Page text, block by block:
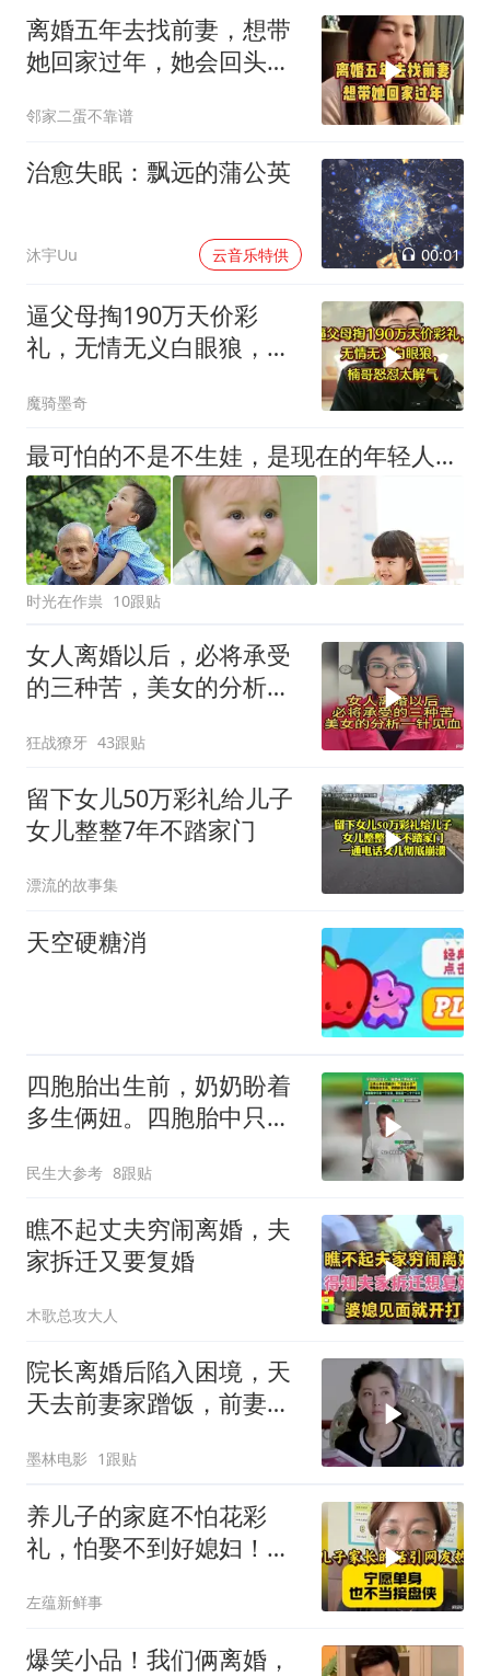
离婚五年去找前妻，想带
她回家过年，她会回头
邻家二蛋不靠谱
治愈失眠：飘远的蒲公英
沐宇Uu 云音乐特供 00:01
逼父母掏190万天价彩
礼，无情无义白眼狼，楠
魔骑墨奇
最可怕的不是不生娃，是现在的年轻人，不觉得＂断子绝孙＂很可怕
时光在作祟 10跟贴
女人离婚以后，必将承受
的三种苦，美女的分析一
狂战獠牙 43跟贴
留下女儿50万彩礼给儿子
女儿整整7年不踏家门
漂流的故事集
天空硬糖消
四胞胎出生前，奶奶盼着
多生俩妞。四胞胎中只有
个哥哥
民生大参考 8跟贴
瞧不起丈夫穷闹离婚，夫
家拆迁又要复婚
木歌总攻大人
院长离婚后陷入困境，天
天去前妻家蹭饭，前妻反
墨林电影 1跟贴
养儿子的家庭不怕花彩
礼，怕娶不到好媳妇！大
左蕴新鲜事
爆笑小品！我们俩离婚，